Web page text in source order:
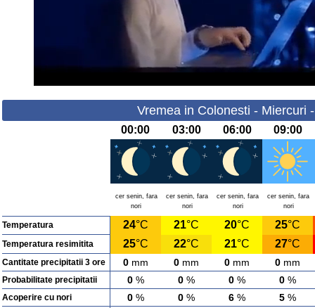
Vremea in Colonesti - Miercuri
00:00 03:00 06:00 09:00
cer senin, fara
nori
cer senin, fara
nori
cer senin, fara
nori
cer senin, fara
nori
Temperatura 24°C 21°C 20°C 25°C
Temperatura resimitita 25°C 22°C 21°C 27°C
Cantitate precipitatii 3 ore 0 mm 0 mm 0 mm 0 mm
Probabilitate precipitatii 0 % 0 % 0 % 0 %
Acoperire cu nori 0 % 0 % 6 % 5 %